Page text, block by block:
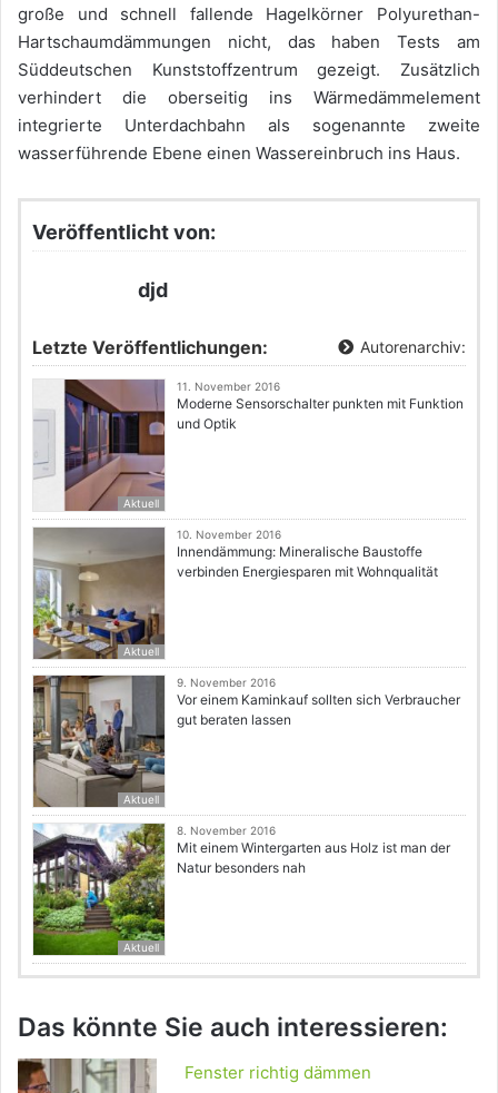
große und schnell fallende Hagelkörner Polyurethan-
Hartschaumdämmungen nicht, das haben Tests am
Süddeutschen Kunststoffzentrum gezeigt. Zusätzlich
verhindert die oberseitig ins Wärmedämmelement
integrierte Unterdachbahn als sogenannte zweite
wasserführende Ebene einen Wassereinbruch ins Haus.
Veröffentlicht von:
djd
Letzte Veröffentlichungen: Autorenarchiv:
Aktuell
11. November 2016
Moderne Sensorschalter punkten mit Funktion
und Optik
Aktuell
10. November 2016
Innendämmung: Mineralische Baustoffe
verbinden Energiesparen mit Wohnqualität
Aktuell
9. November 2016
Vor einem Kaminkauf sollten sich Verbraucher
gut beraten lassen
Aktuell
8. November 2016
Mit einem Wintergarten aus Holz ist man der
Natur besonders nah
Das könnte Sie auch interessieren:
Fenster richtig dämmen